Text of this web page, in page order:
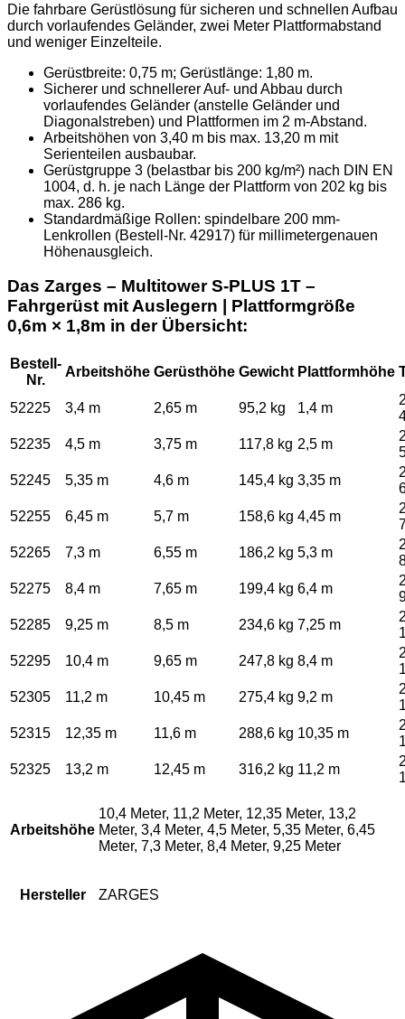
Die fahrbare Gerüstlösung für sicheren und schnellen Aufbau
durch vorlaufendes Geländer, zwei Meter Plattformabstand
und weniger Einzelteile.
Gerüstbreite: 0,75 m; Gerüstlänge: 1,80 m.
Sicherer und schnellerer Auf- und Abbau durch
vorlaufendes Geländer (anstelle Geländer und
Diagonalstreben) und Plattformen im 2 m-Abstand.
Arbeitshöhen von 3,40 m bis max. 13,20 m mit
Serienteilen ausbaubar.
Gerüstgruppe 3 (belastbar bis 200 kg/m²) nach DIN EN
1004, d. h. je nach Länge der Plattform von 202 kg bis
max. 286 kg.
Standardmäßige Rollen: spindelbare 200 mm-
Lenkrollen (Bestell-Nr. 42917) für millimetergenauen
Höhenausgleich.
Das Zarges – Multitower S-PLUS 1T –
Fahrgerüst mit Auslegern | Plattformgröße
0,6m × 1,8m in der Übersicht:
Bestell-
Nr.
Arbeitshöhe Gerüsthöhe Gewicht Plattformhöhe
52225 3,4 m 2,65 m 95,2 kg 1,4 m
52235
4,5 m 3,75 m 117,8 kg 2,5 m
52245
5,35 m 4,6 m 145,4 kg 3,35 m
52255
6,45 m 5,7 m 158,6 kg 4,45 m
52265
7,3 m 6,55 m 186,2 kg 5,3 m
52275
8,4 m 7,65 m 199,4 kg 6,4 m
52285
9,25 m 8,5 m 234,6 kg 7,25 m
52295
10,4 m 9,65 m 247,8 kg 8,4 m
52305
11,2 m 10,45 m 275,4 kg 9,2 m
52315
12,35 m 11,6 m 288,6 kg 10,35 m
52325
13,2 m 12,45 m 316,2 kg 11,2 m
Arbeitshöhe
10,4 Meter, 11,2 Meter, 12,35 Meter, 13,2
Meter, 3,4 Meter, 4,5 Meter, 5,35 Meter, 6,45
Meter, 7,3 Meter, 8,4 Meter, 9,25 Meter
Hersteller ZARGES